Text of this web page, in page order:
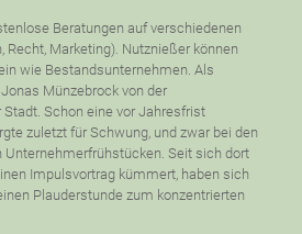
Beratungen auf verschiedenen
Recht, Marketing). Nutznießer können
wie Bestandsunternehmen. Als
Münzebrock von der
Schon eine vor Jahresfrist
zuletzt für Schwung, und zwar bei den
Seit sich dort
Impulsvortrag kümmert, haben sich
Plauderstunde zum konzentrierten